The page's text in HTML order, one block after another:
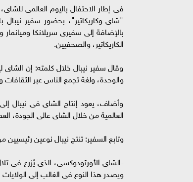
فى إطار الاحتفال باليوم العالمى
"شاى وكاريكاتير"، بحضور سفير
بالإضافة إلى سفيرى سريلانكا
الكاريكاتير، والصحفيين.
وقال سفير نيبال خلال كلمته: إن
والوحدة، ولغة تجمع الناس عبر الثقافات
وأضاف، يعود إنتاج الشاى فى نيبال
العالمية من خلال الشاى عالى الجودة،
وتابع السفير: تنتج نيبال نوعين رئيسيين
ويصدر هذا النوع فى الغالب إلى الولايات